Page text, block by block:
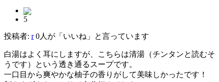
5
投稿者: r 0人が「いいね」と言っています
白湯はよく耳にしますが、こちらは清湯（チンタンと読むそ
うです）という透き通るスープです。
一口目から爽やかな柚子の香りがして美味しかったです！